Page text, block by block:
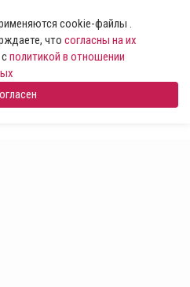
cookie-файлы .
что согласны на их
политикой в отношении